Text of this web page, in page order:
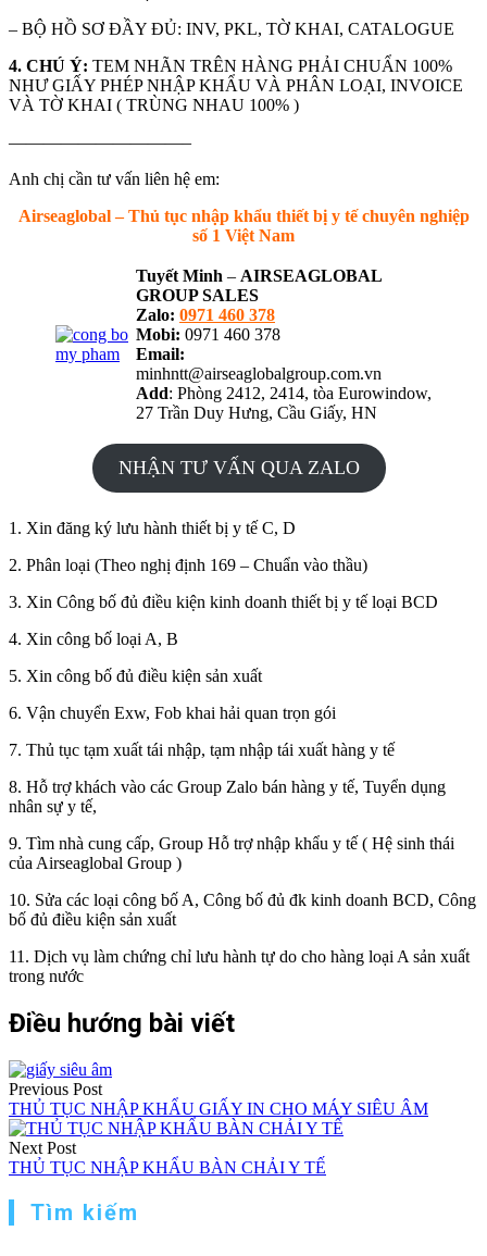
– BỘ HỒ SƠ ĐẦY ĐỦ: INV, PKL, TỜ KHAI, CATALOGUE
4. CHÚ Ý: TEM NHÃN TRÊN HÀNG PHẢI CHUẨN 100%
NHƯ GIẤY PHÉP NHẬP KHẨU VÀ PHÂN LOẠI, INVOICE
VÀ TỜ KHAI ( TRÙNG NHAU 100% )
——————————–
Anh chị cần tư vấn liên hệ em:
Airseaglobal – Thủ tục nhập khẩu thiết bị y tế chuyên nghiệp
số 1 Việt Nam
Tuyết Minh – AIRSEAGLOBAL
GROUP SALES
Zalo: 0971 460 378
Mobi: 0971 460 378
Email:
minhntt@airseaglobalgroup.com.vn
Add: Phòng 2412, 2414, tòa Eurowindow,
27 Trần Duy Hưng, Cầu Giấy, HN
NHẬN TƯ VẤN QUA ZALO
1. Xin đăng ký lưu hành thiết bị y tế C, D
2. Phân loại (Theo nghị định 169 – Chuẩn vào thầu)
3. Xin Công bố đủ điều kiện kinh doanh thiết bị y tế loại BCD
4. Xin công bố loại A, B
5. Xin công bố đủ điều kiện sản xuất
6. Vận chuyển Exw, Fob khai hải quan trọn gói
7. Thủ tục tạm xuất tái nhập, tạm nhập tái xuất hàng y tế
8. Hỗ trợ khách vào các Group Zalo bán hàng y tế, Tuyển dụng
nhân sự y tế,
9. Tìm nhà cung cấp, Group Hỗ trợ nhập khẩu y tế ( Hệ sinh thái
của Airseaglobal Group )
10. Sửa các loại công bố A, Công bố đủ đk kinh doanh BCD, Công
bố đủ điều kiện sản xuất
11. Dịch vụ làm chứng chỉ lưu hành tự do cho hàng loại A sản xuất
trong nước
Điều hướng bài viết
Previous Post
THỦ TỤC NHẬP KHẨU GIẤY IN CHO MÁY SIÊU ÂM
Next Post
THỦ TỤC NHẬP KHẨU BÀN CHẢI Y TẾ
Tìm kiếm